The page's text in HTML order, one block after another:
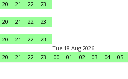
20 21 22
23
20 21 22
23
20 21 22
23
20 21 22 23
Tue 18 Aug 2026
00
01 02 03 04 05